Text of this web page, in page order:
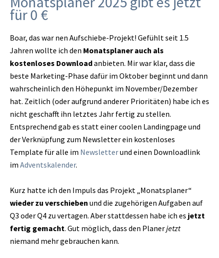
für 0 €
Boar, das war nen Aufschiebe-Projekt! Gefühlt seit 1.5
Jahren wollte ich den Monatsplaner auch als
kostenloses Downloadanbieten. Mir war klar, dass die
beste Marketing-Phase dafür im Oktober beginnt und dann
wahrscheinlich den Höhepunkt im November/Dezember
hat. Zeitlich (oder aufgrund anderer Prioritäten) habe ich es
nicht geschafft ihn letztes Jahr fertig zu stellen.
Entsprechend gab es statt einer coolen Landingpage und
der Verknüpfung zum Newsletter ein kostenloses
Template für alle im Newsletterund einen Downloadlink
im Adventskalender.
Kurz hatte ich den Impuls das Projekt „Monatsplaner“
wieder zu verschieben und die zugehörigen Aufgaben auf
Q3 oder Q4 zu vertagen. Aber stattdessen habe ich es jetzt
fertig gemacht. Gut möglich, dass den Planerjetzt
niemand mehr gebrauchen kann.